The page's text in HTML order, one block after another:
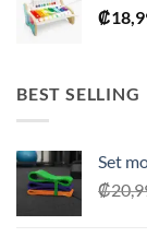
₡
BEST SELLING
Set
₡